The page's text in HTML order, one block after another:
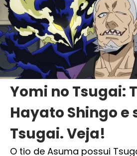
Yomi no Tsugai:
Hayato Shingo e
Tsugai. Veja!
O tio de Asuma possui